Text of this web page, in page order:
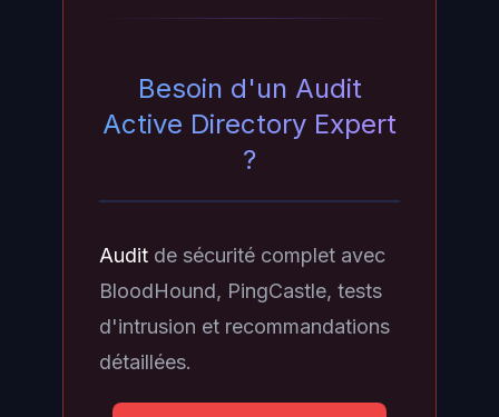
Besoin d'un Audit
Active Directory Expert
?
Audit de sécurité complet avec
BloodHound, PingCastle, tests
d'intrusion et recommandations
détaillées.